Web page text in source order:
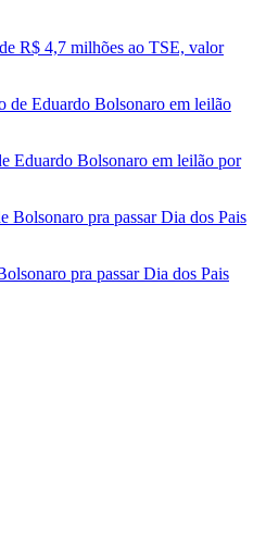
R$ 4,7 milhões ao TSE, valor
Eduardo Bolsonaro em leilão por
pra passar Dia dos Pais